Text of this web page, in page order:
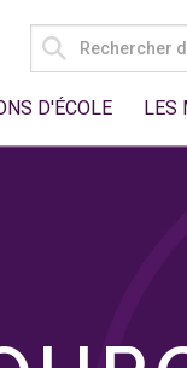
SEARCH
FOR:
D'ÉCOLE LES